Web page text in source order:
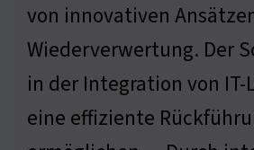
von innovativen
Wiederverwertung. Der
in der Integration von IT-
eine effiziente